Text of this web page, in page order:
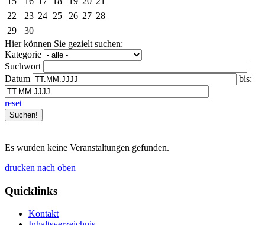
22
23 24 25 26 27 28
29
30
Hier können Sie gezielt suchen:
Kategorie
Suchwort
Datum
bis:
reset
Es wurden keine Veranstaltungen gefunden.
drucken nach oben
Quicklinks
Kontakt